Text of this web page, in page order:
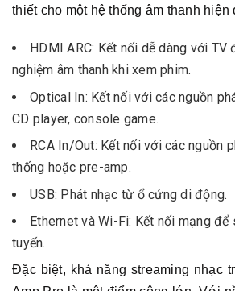
thiết cho một hệ thống âm thanh hiện
HDMI ARC: Kết nối dễ dàng với TV
nghiệm âm thanh khi xem phim.
Optical In: Kết nối với các nguồn
CD player, console game.
RCA In/Out: Kết nối với các nguồn
thống hoặc pre-amp.
USB: Phát nhạc từ ổ cứng di động.
Ethernet và Wi-Fi: Kết nối mạng
tuyến.
Đặc biệt, khả năng streaming nhạc